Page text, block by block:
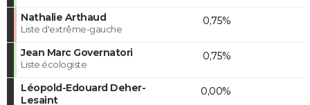
Nathalie Arthaud
Liste d'extrême-gauche
0,75%
Jean Marc Governatori
Liste écologiste
0,75%
Léopold-Edouard Deher-
Lesaint
0,00%